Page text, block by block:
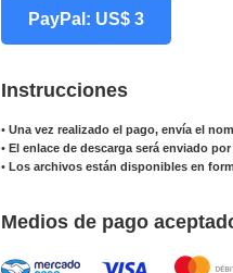
PayPal: US$ 3
Instrucciones
• Una vez realizado el pago, envía el
• El enlace de descarga será enviado
• Los archivos están disponibles en
Medios de pago